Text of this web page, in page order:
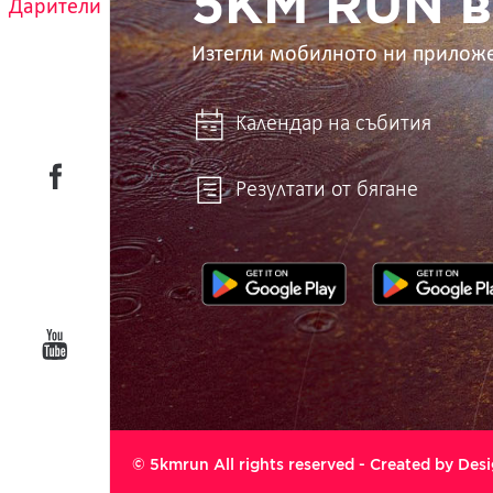
Дарители
Изтегли мобилното ни
Календар на събития
Резултати от бягане
© 5kmrun All rights reserved - Created by